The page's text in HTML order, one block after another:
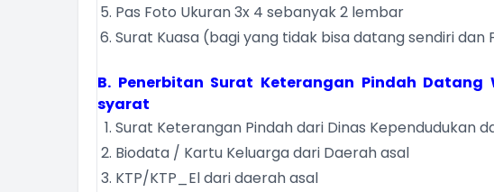
Pas Foto Ukuran 3x 4 sebanyak 2 lembar
Surat Kuasa (bagi yang tidak bisa datang sendiri dan
B. Penerbitan Surat Keterangan Pindah
syarat
Surat Keterangan Pindah dari Dinas Kependudukan
Biodata / Kartu Keluarga dari Daerah asal
KTP/KTP_El dari daerah asal